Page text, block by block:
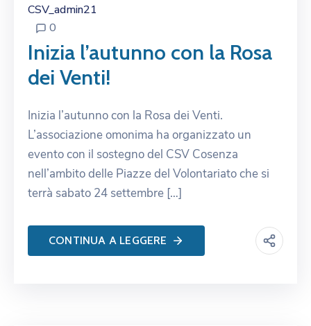
CSV_admin21
0
Inizia l’autunno con la Rosa
dei Venti!
Inizia l’autunno con la Rosa dei Venti.
L’associazione omonima ha organizzato un
evento con il sostegno del CSV Cosenza
nell’ambito delle Piazze del Volontariato che si
terrà sabato 24 settembre […]
CONTINUA A LEGGERE